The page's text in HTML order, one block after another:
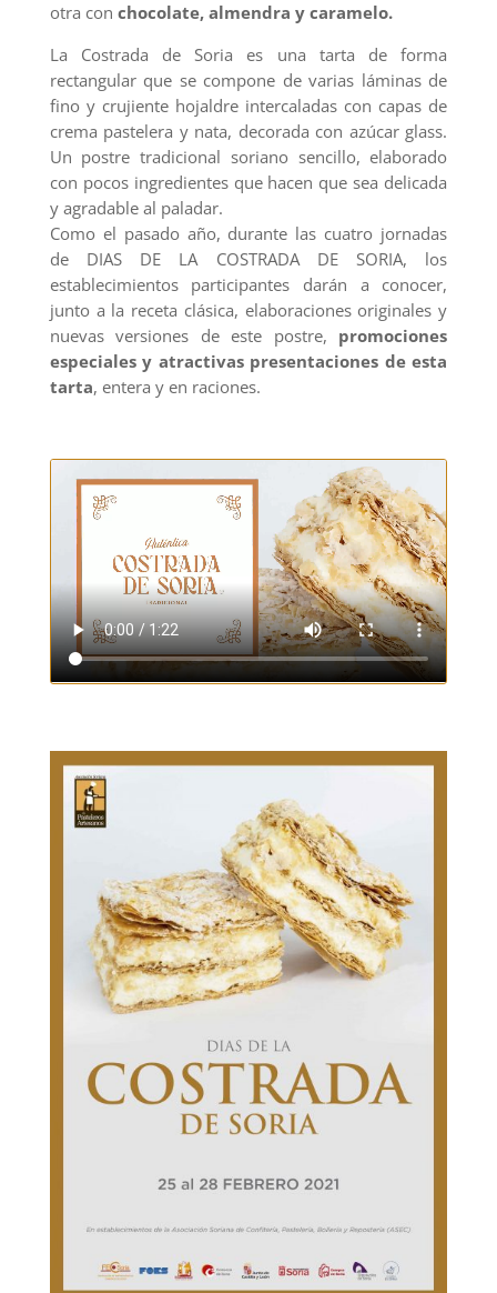
otra con chocolate, almendra y caramelo.
La Costrada de Soria es una tarta de forma
rectangular que se compone de varias láminas de
fino y crujiente hojaldre intercaladas con capas de
crema pastelera y nata, decorada con azúcar glass.
Un postre tradicional soriano sencillo, elaborado
con pocos ingredientes que hacen que sea delicada
y agradable al paladar.
Como el pasado año, durante las cuatro jornadas
de DIAS DE LA COSTRADA DE SORIA, los
establecimientos participantes darán a conocer,
junto a la receta clásica, elaboraciones originales y
nuevas versiones de este postre, promociones
especiales y atractivas presentaciones de esta
tarta, entera y en raciones.